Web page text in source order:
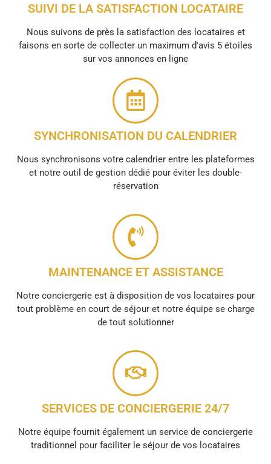
SUIVI DE LA SATISFACTION LOCATAIRE
Nous suivons de près la satisfaction des locataires et
faisons en sorte de collecter un maximum d'avis 5 étoiles
sur vos annonces en ligne
SYNCHRONISATION DU CALENDRIER
Nous synchronisons votre calendrier entre les plateformes
et notre outil de gestion dédié pour éviter les double-
réservation
MAINTENANCE ET ASSISTANCE
Notre conciergerie est à disposition de vos locataires pour
tout problème en court de séjour et notre équipe se charge
de tout solutionner
SERVICES DE CONCIERGERIE 24/7
Notre équipe fournit également un service de conciergerie
traditionnel pour faciliter le séjour de vos locataires